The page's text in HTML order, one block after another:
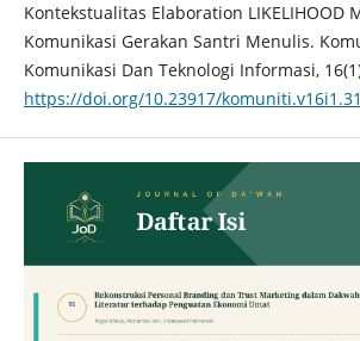
Kontekstualitas Elaboration LIKELIHOOD
Komunikasi Gerakan Santri Menulis.
Komunikasi Dan Teknologi Informasi,
https://doi.org/10.23917/